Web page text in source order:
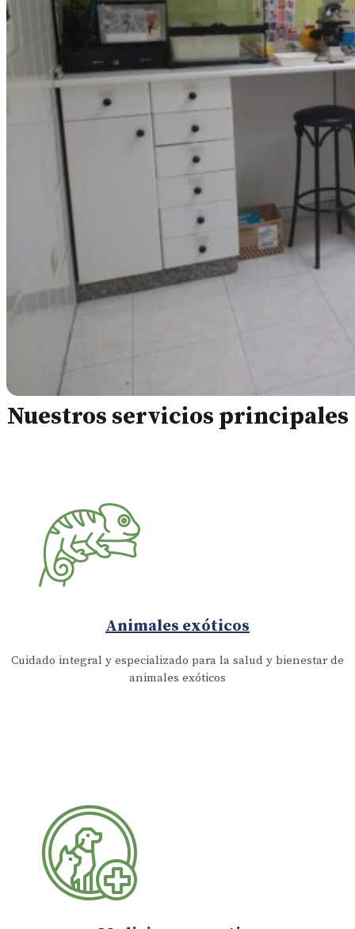
Nuestros servicios principales
Animales exóticos
Cuidado integral y especializado para la salud y bienestar de
animales exóticos